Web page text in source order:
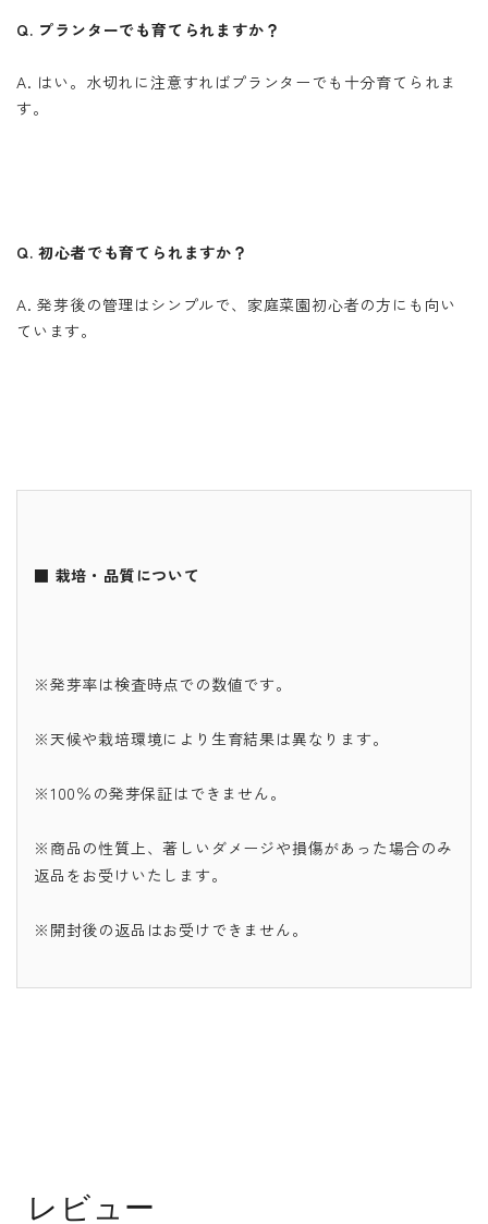
Q. プランターでも育てられますか？
A. はい。水切れに注意すればプランターでも十分育てられま
す。
Q. 初心者でも育てられますか？
A. 発芽後の管理はシンプルで、家庭菜園初心者の方にも向い
ています。
■ 栽培・品質について
※発芽率は検査時点での数値です。
※天候や栽培環境により生育結果は異なります。
※100％の発芽保証はできません。
※商品の性質上、著しいダメージや損傷があった場合のみ
返品をお受けいたします。
※開封後の返品はお受けできません。
レビュー